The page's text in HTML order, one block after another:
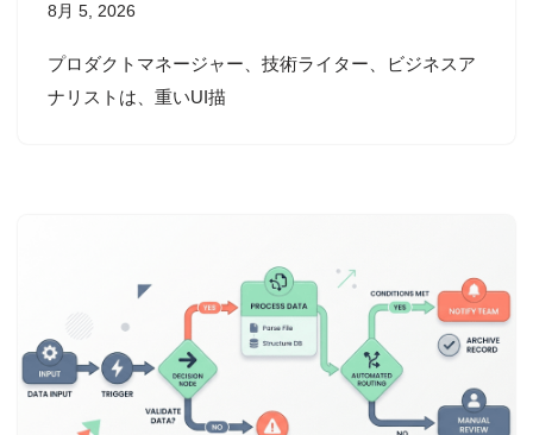
8月 5, 2026
プロダクトマネージャー、技術ライター、ビジネスア
ナリストは、重いUI描